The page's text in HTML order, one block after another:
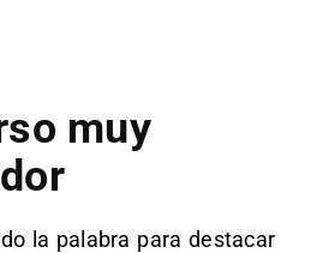
muy
la palabra para destacar